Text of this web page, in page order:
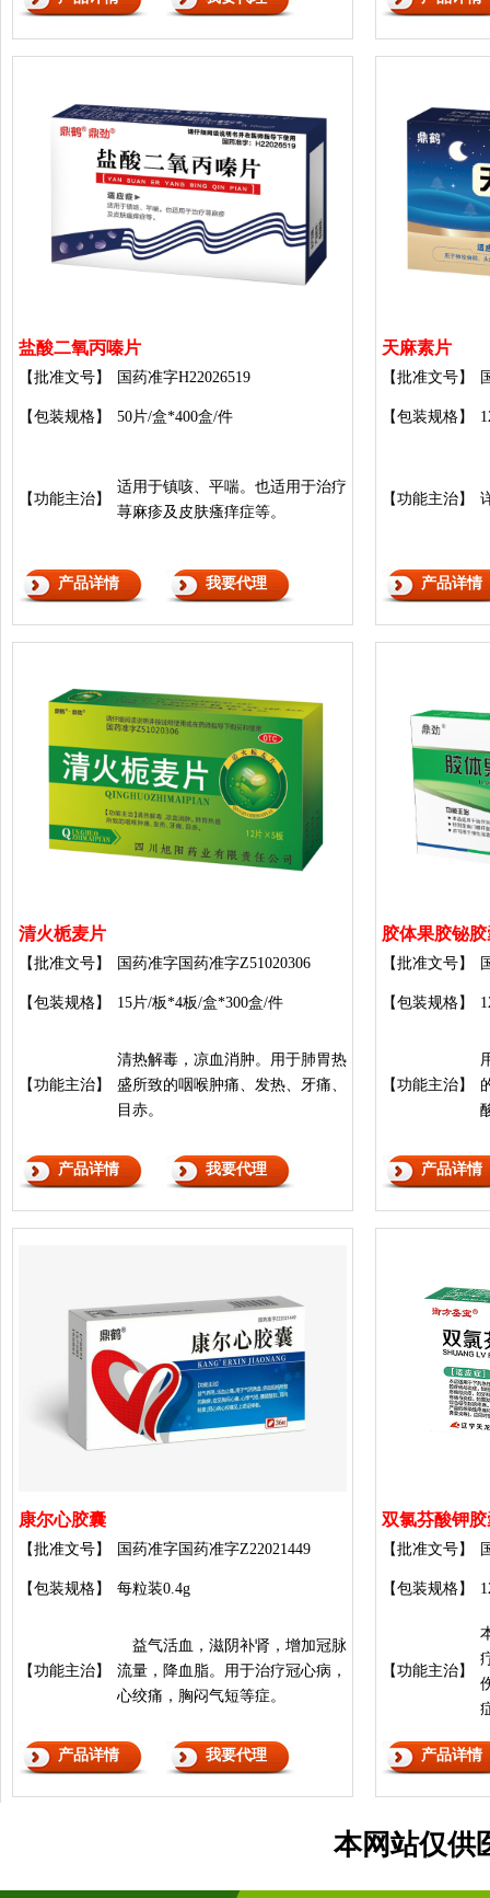
盐酸二氧丙嗪片
【批准文号】 国药准字H22026519
【包装规格】 50片/盒*400盒/件
【功能主治】
适用于镇咳、平喘。也适用于治疗
荨麻疹及皮肤瘙痒症等。
产品详情 我要代理
天麻素片
【批准文号】
【包装规格】
【功能主治】
产品详情
清火栀麦片
【批准文号】 国药准字国药准字Z51020306
【包装规格】 15片/板*4板/盒*300盒/件
【功能主治】
清热解毒，凉血消肿。用于肺胃热
盛所致的咽喉肿痛、发热、牙痛、
目赤。
产品详情 我要代理
胶体果胶铋胶
【批准文号】
【包装规格】
【功能主治】
产品详情
康尔心胶囊
【批准文号】 国药准字国药准字Z22021449
【包装规格】 每粒装0.4g
【功能主治】
益气活血，滋阴补肾，增加冠脉
流量，降血脂。用于治疗冠心病，
心绞痛，胸闷气短等症。
产品详情 我要代理
双氯芬酸钾胶
【批准文号】
【包装规格】
【功能主治】
产品详情
本网站仅供